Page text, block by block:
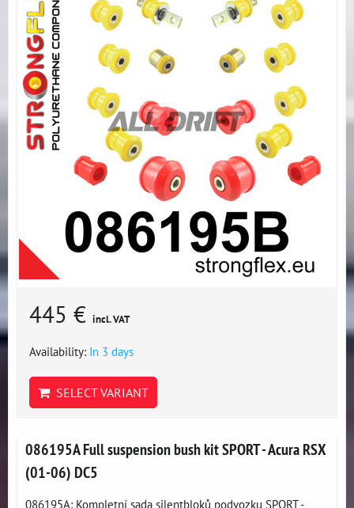
445 € incl. VAT
Availability: In 3 days
SELECT VARIANT
086195A Full suspension bush kit SPORT - Acura RSX
(01-06) DC5
086195A: Kompletní sada silentbloků podvozku SPORT -